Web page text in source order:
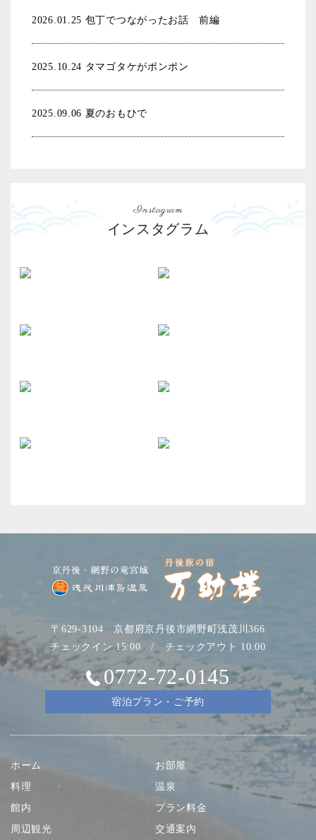
2026.01.25 包丁でつながったお話 前編
2025.10.24 タマゴタケがポンポン
2025.09.06 夏のおもひで
Instagram
インスタグラム
〒629-3104 京都府京丹後市網野町浅茂川366
チェックイン 15:00 / チェックアウト 10:00
0772-72-0145
宿泊プラン・ご予約
ホーム
お部屋
料理
温泉
館内
プラン料金
周辺観光
交通案内